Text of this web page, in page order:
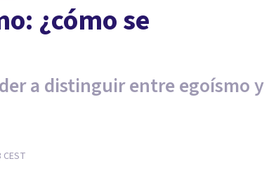
¿cómo se
a distinguir entre egoísmo y
CEST